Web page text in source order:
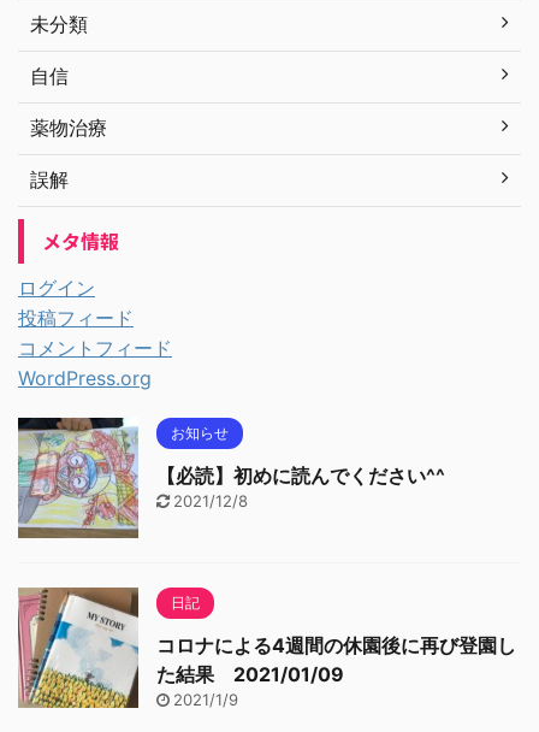
未分類
自信
薬物治療
誤解
メタ情報
ログイン
投稿フィード
コメントフィード
WordPress.org
お知らせ
【必読】初めに読んでください^^
2021/12/8
日記
コロナによる4週間の休園後に再び登園し
た結果 2021/01/09
2021/1/9